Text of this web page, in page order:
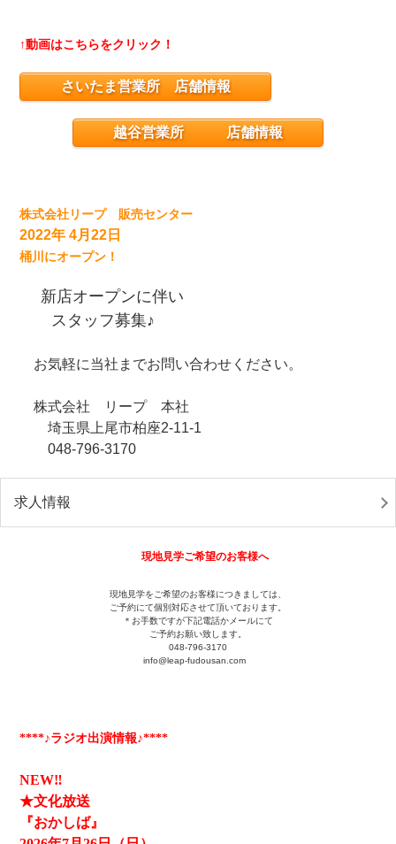
↑動画はこちらをクリック！
さいたま営業所 店舗情報
越谷営業所 店舗情報
株式会社リープ 販売センター
2022年 4月22日
桶川にオープン！
新店オープンに伴い
スタッフ募集♪
お気軽に当社までお問い合わせください。
株式会社 リープ 本社
埼玉県上尾市柏座2-11-1
048-796-3170
求人情報
現地見学ご希望のお客様へ
現地見学をご希望のお客様につきましては、
ご予約にて個別対応させて頂いております。
＊お手数ですが下記電話かメールにて
ご予約お願い致します。
048-796-3170
info@leap-fudousan.com
****♪ラジオ出演情報♪****
NEW‼
★文化放送
『おかしば』